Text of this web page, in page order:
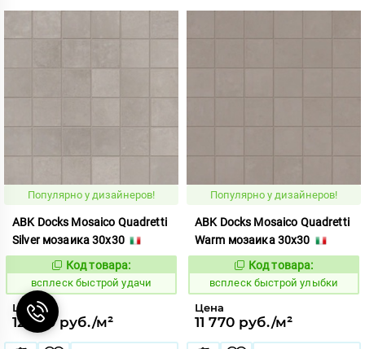
Популярно у дизайнеров!
ABK Docks Mosaico Quadretti
Silver мозаика 30x30
235485
Код товара:
всплеск быстрой удачи
Цена
12 750 руб./м²
Популярно у дизайнеров!
ABK Docks Mosaico Quadretti
Warm мозаика 30x30
235486
Код товара:
всплеск быстрой улыбки
Цена
11 770 руб./м²